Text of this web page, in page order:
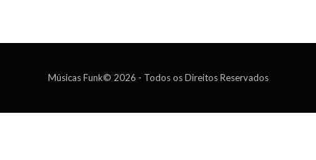
Músicas Funk© 2026 - Todos os Direitos Reservados